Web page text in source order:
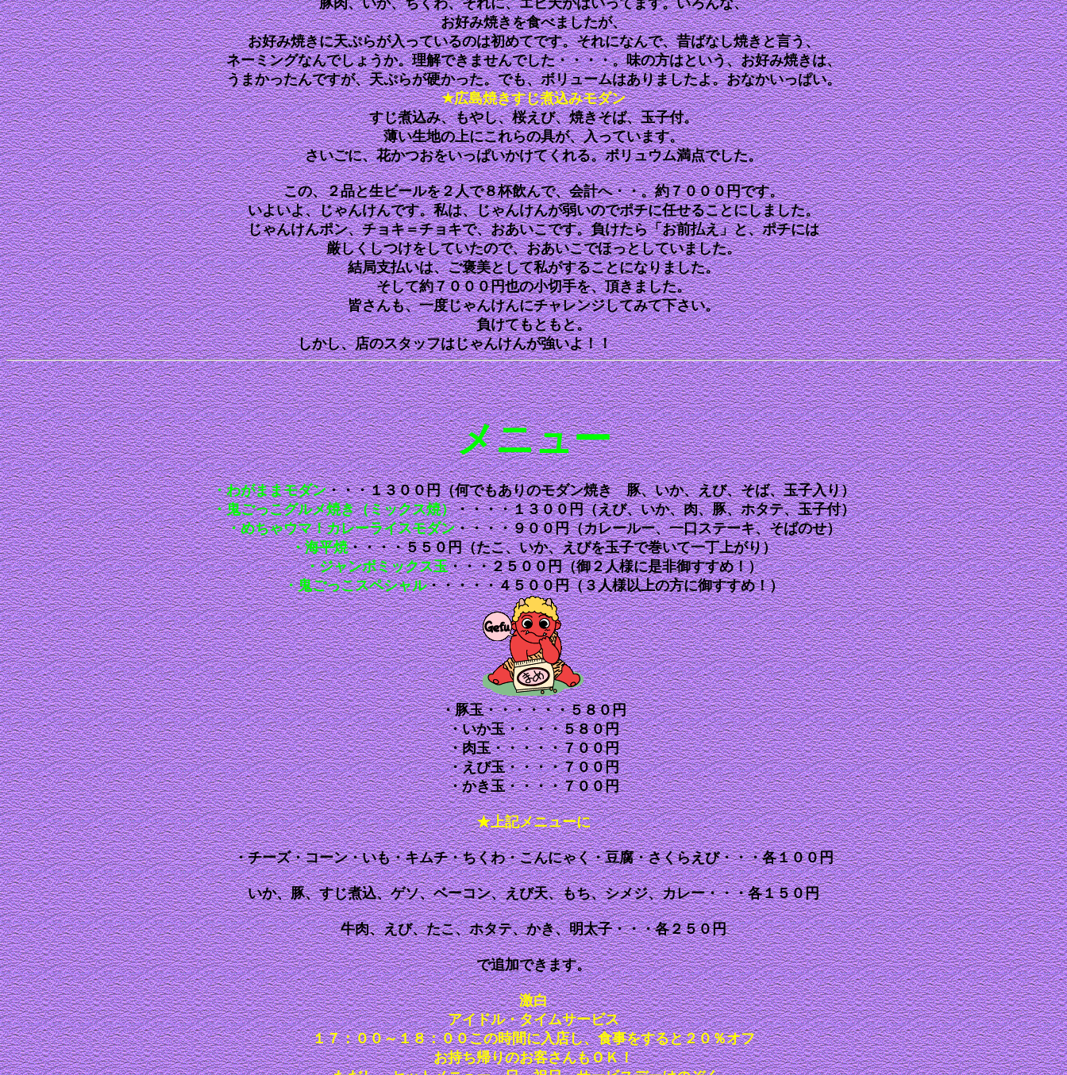
お好み焼きを食べましたが、
お好み焼きに天ぷらが入っているのは初めてです。それになんで、昔ばなし焼きと言う、
ネーミングなんでしょうか。理解できませんでした・・・・。味の方はという、お好み焼きは、
うまかったんですが、天ぷらが硬かった。でも、ボリュームはありましたよ。おなかいっぱい。
★広島焼きすじ煮込みモダン
すじ煮込み、もやし、桜えび、焼きそば、玉子付。
薄い生地の上にこれらの具が、入っています。
さいごに、花かつおをいっぱいかけてくれる。ボリュウム満点でした。
この、２品と生ビールを２人で８杯飲んで、会計へ・・。約７０００円です。
いよいよ、じゃんけんです。私は、じゃんけんが弱いのでポチに任せることにしました。
じゃんけんポン、チョキ＝チョキで、おあいこです。負けたら「お前払え」と、ポチには
厳しくしつけをしていたので、おあいこでほっとしていました。
結局支払いは、ご褒美として私がすることになりました。
そして約７０００円也の小切手を、頂きました。
皆さんも、一度じゃんけんにチャレンジしてみて下さい。
負けてもともと。
しかし、店のスタッフはじゃんけんが強いよ！！
メニュー
・わがままモダン・・・１３００円（何でもありのモダン焼き 豚、いか、えび、そば、玉子入り）
・鬼ごっこグルメ焼き（ミックス焼）・・・・１３００円（えび、いか、肉、豚、ホタテ、玉子付）
・めちゃウマ！カレーライスモダン・・・・９００円（カレールー、一口ステーキ、そばのせ）
・海平焼・・・・５５０円（たこ、いか、えびを玉子で巻いて一丁上がり）
・ジャンボミックス玉・・・２５００円（御２人様に是非御すすめ！）
・鬼ごっこスペシャル・・・・・４５００円（３人様以上の方に御すすめ！）
・豚玉・・・・・・５８０円
・いか玉・・・・５８０円
・肉玉・・・・・７００円
・えび玉・・・・７００円
・かき玉・・・・７００円
★上記メニューに
・チーズ・コーン・いも・キムチ・ちくわ・こんにゃく・豆腐・さくらえび・・・各１００円
いか、豚、すじ煮込、ゲソ、ベーコン、えび天、もち、シメジ、カレー・・・各１５０円
牛肉、えび、たこ、ホタテ、かき、明太子・・・各２５０円
で追加できます。
激白
アイドル・タイムサービス
１７：００～１８：００この時間に入店し、食事をすると２０％オフ
お持ち帰りのお客さんもＯＫ！